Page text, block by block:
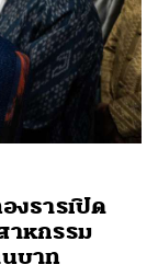
งธารเปิด
าหกรรม
นบาท